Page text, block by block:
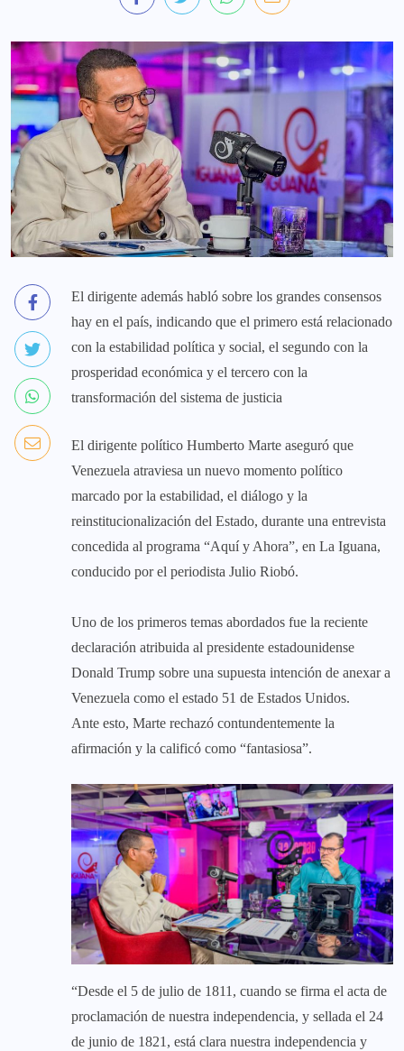
El dirigente además habló sobre los grandes consensos
hay en el país, indicando que el primero está relacionado
con la estabilidad política y social, el segundo con la
prosperidad económica y el tercero con la
transformación del sistema de justicia
El dirigente político Humberto Marte aseguró que
Venezuela atraviesa un nuevo momento político
marcado por la estabilidad, el diálogo y la
reinstitucionalización del Estado, durante una entrevista
concedida al programa “Aquí y Ahora”, en La Iguana,
conducido por el periodista Julio Riobó.
‎Uno de los primeros temas abordados fue la reciente
declaración atribuida al presidente estadounidense
Donald Trump sobre una supuesta intención de anexar a
Venezuela como el estado 51 de Estados Unidos.
‎Ante esto, Marte rechazó contundentemente la
afirmación y la calificó como “fantasiosa”.
‎“Desde el 5 de julio de 1811, cuando se firma el acta de
proclamación de nuestra independencia, y sellada el 24
de junio de 1821, está clara nuestra independencia y